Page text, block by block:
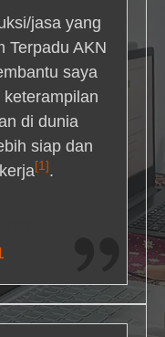
jasa yang
Terpadu AKN
saya
di dunia
siap dan
[1] .